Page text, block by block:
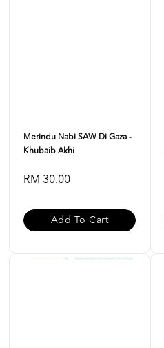
Merindu Nabi SAW Di Gaza -
Khubaib Akhi
RM 30.00
Add To Cart